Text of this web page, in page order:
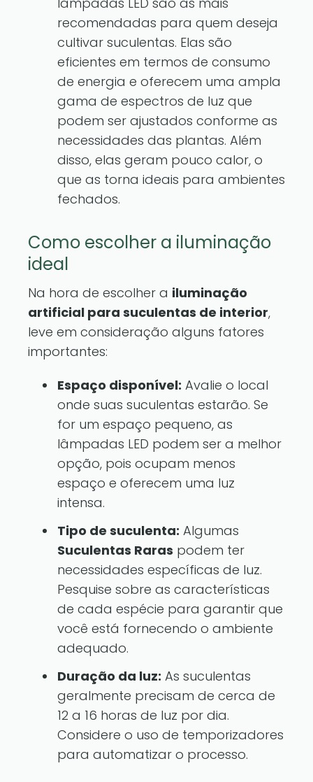
recomendadas para quem deseja
cultivar suculentas. Elas são
eficientes em termos de consumo
de energia e oferecem uma ampla
gama de espectros de luz que
podem ser ajustados conforme as
necessidades das plantas. Além
disso, elas geram pouco calor, o
que as torna ideais para ambientes
fechados.
Como escolher a iluminação
ideal
Na hora de escolher a iluminação
artificial para suculentas de interior,
leve em consideração alguns fatores
importantes:
Espaço disponível: Avalie o local
onde suas suculentas estarão. Se
for um espaço pequeno, as
lâmpadas LED podem ser a melhor
opção, pois ocupam menos
espaço e oferecem uma luz
intensa.
Tipo de suculenta: Algumas
Suculentas Raras podem ter
necessidades específicas de luz.
Pesquise sobre as características
de cada espécie para garantir que
você está fornecendo o ambiente
adequado.
Duração da luz: As suculentas
geralmente precisam de cerca de
12 a 16 horas de luz por dia.
Considere o uso de temporizadores
para automatizar o processo.